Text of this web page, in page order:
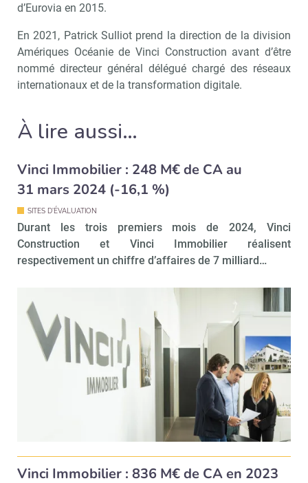
d’Eurovia en 2015.
En 2021, Patrick Sulliot prend la direction de la division
Amériques Océanie de Vinci Construction avant d’être
nommé directeur général délégué chargé des réseaux
internationaux et de la transformation digitale.
À lire aussi…
Vinci Immobilier : 248 M€ de CA au
31 mars 2024 (-16,1 %)
SITES D'ÉVALUATION
Durant les trois premiers mois de 2024, Vinci
Construction et Vinci Immobilier réalisent
respectivement un chiffre d’affaires de 7 milliard…
Vinci Immobilier : 836 M€ de CA en 2023